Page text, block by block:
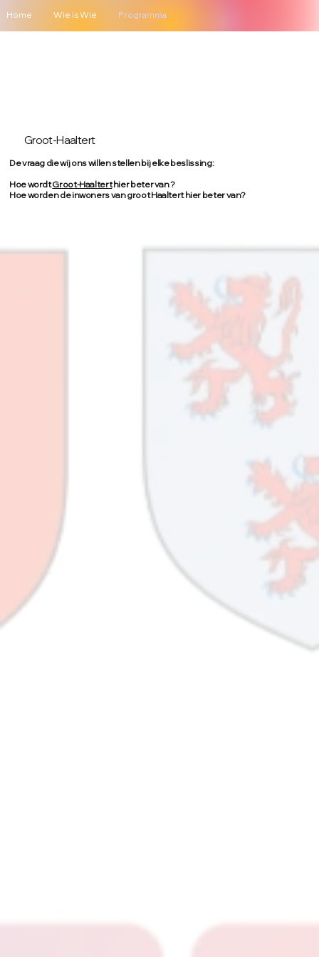
Home Wie is Wie Programma
Groot-Haaltert
De vraag die wij ons willen stellen bij elke beslissing:
Hoe wordtGroot-Haalterthier beter van ?
Hoe worden de inwoners van groot Haaltert hier beter van?